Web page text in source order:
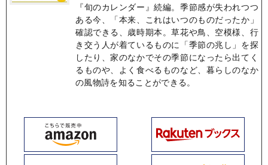
『旬のカレンダー』続編。季節感が失われつつ
ある今、「本来、これはいつのものだったか」
確認できる、歳時期本。草花や鳥、空模様、行
き交う人が着ているものに「季節の兆し」を探
したり、家のなかでその季節になったら出てく
るものや、よく食べるものなど、暮らしのなか
の風物詩を知ることができる。